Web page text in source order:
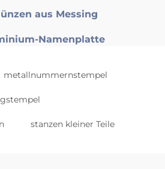
aus Messing
Namenplatte
metallnummernstempel
stanzen kleiner Teile